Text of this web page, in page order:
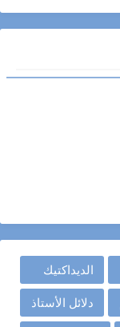
الديداكتيك
دلائل الأستاذ